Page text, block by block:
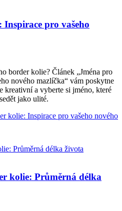
pro vašeho
border kolie? Článek „Jména pro
nového mazlíčka“ vám poskytne
kreativní a vyberte si jméno, které
jako ulité.
kolie: Inspirace pro vašeho nového
kolie: Průměrná délka